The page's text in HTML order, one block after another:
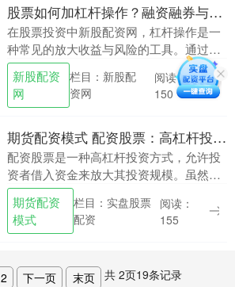
股票如何加杠杆操作？融资融券与配资方法详解
在股票投资中新股配资网，杠杆操作是一
种常见的放大收益与风险的工具。通过杠
杆，投资者可以用较少的自有资金控制更
大规模的股票资产，从而在市场上涨时获
得超额收益。然而....
新股配资
网
栏目：新股配
资网
阅读：
150
期货配资模式 配资股票：高杠杆投资的利与弊
配资股票是一种高杠杆投资方式，允许投
资者借入资金来放大其投资规模。虽然它
可以带来更高的潜在回报期货配资模式，
但也伴随着更高的风险。 * **安全可靠：**
平台采....
期货配资
模式
栏目：实盘股票
配资
阅读：
155
2 下一页 末页 共 2页19条记录